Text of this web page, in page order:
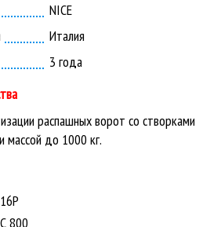
NICE
Италия
3 года
распашных ворот со створками
до 1000 кг.
800